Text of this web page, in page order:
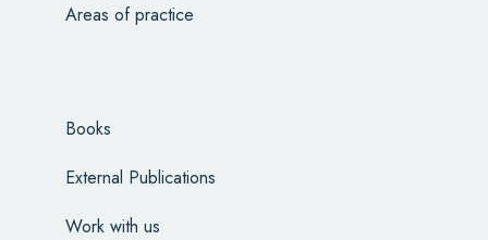
Areas of practice
Books
External Publications
Work with us